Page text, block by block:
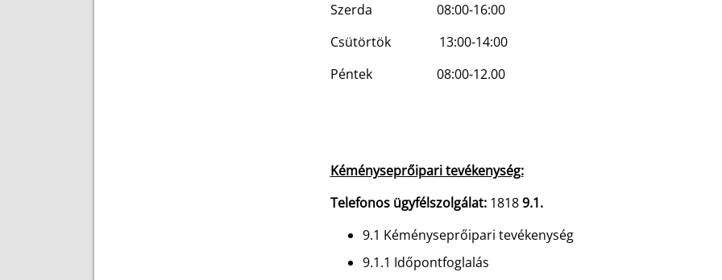
Szerda 08:00-16:00
Csütörtök 13:00-14:00
Péntek 08:00-12.00
Kéményseprőipari tevékenység:
Telefonos ügyfélszolgálat:18189.1.
9.1 Kéményseprőipari tevékenység
9.1.1 Időpontfoglalás